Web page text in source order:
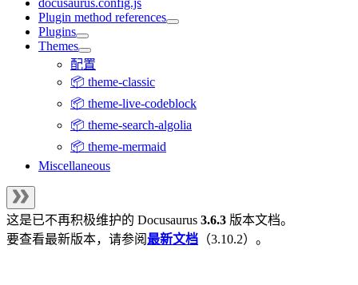
docusaurus.config.js
Plugin method references
Plugins
Themes
配置
📦 theme-classic
📦 theme-live-codeblock
📦 theme-search-algolia
📦 theme-mermaid
Miscellaneous
这是已不再积极维护的 Docusaurus 3.6.3 版本文档。
要查看最新版本，请参阅最新文档 （3.10.2）。